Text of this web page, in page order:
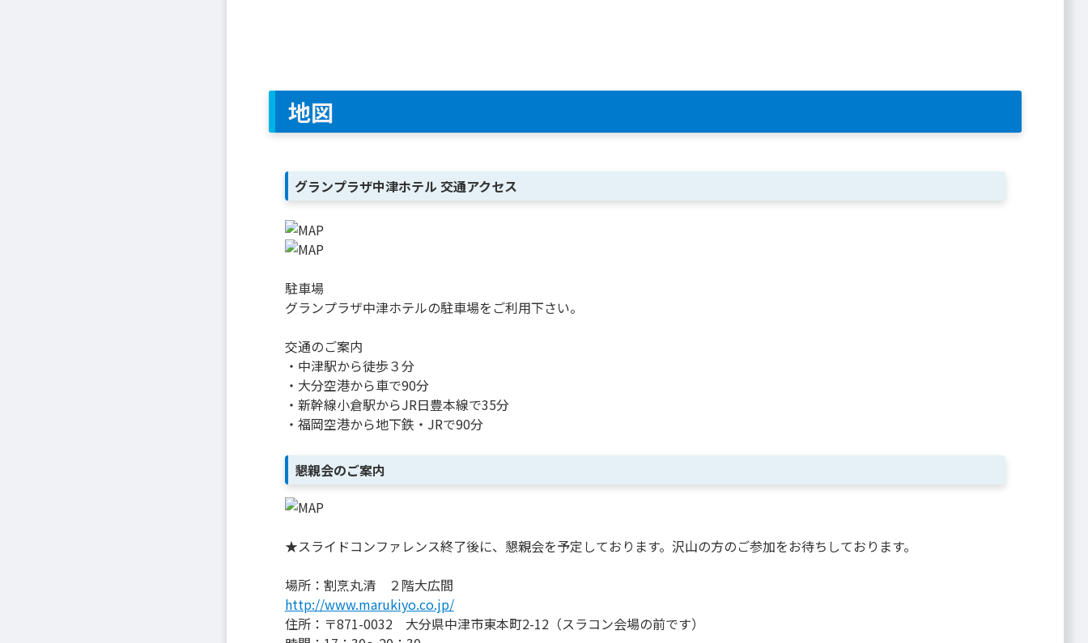
地図
グランプラザ中津ホテル 交通アクセス
駐車場
グランプラザ中津ホテルの駐車場をご利用下さい。
交通のご案内
・中津駅から徒歩３分
・大分空港から車で90分
・新幹線小倉駅からJR日豊本線で35分
・福岡空港から地下鉄・JRで90分
懇親会のご案内
★スライドコンファレンス終了後に、懇親会を予定しております。沢山の方のご参加をお待ちしております。
場所：割烹丸清 ２階大広間
http://www.marukiyo.co.jp/
住所：〒871-0032 大分県中津市東本町2-12（スラコン会場の前です）